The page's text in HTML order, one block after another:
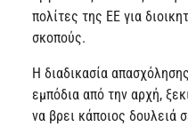
πολίτες της ΕΕ για
σκοπούς.
Η διαδικασία
εμπόδια από την αρχή,
να βρει κάποιος δουλειά